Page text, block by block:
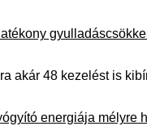
akár 48 kezelést is
energiája mélyre